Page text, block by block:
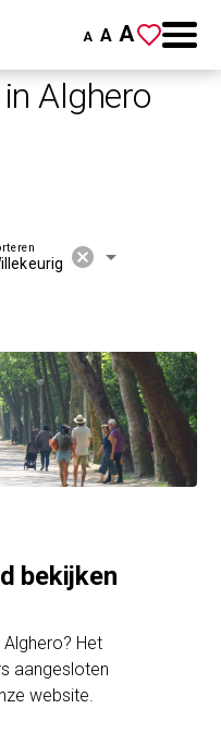
A A A
Alghero
cancel arrow_drop_down
bekijken
Het
aangesloten
website.